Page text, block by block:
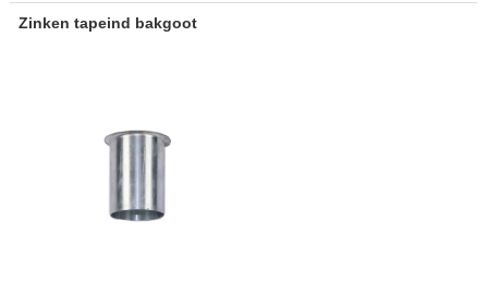
losse tapeind zelf in de dakgoot solderen. Wilt u liever niet
Zinken tapeind bakgoot